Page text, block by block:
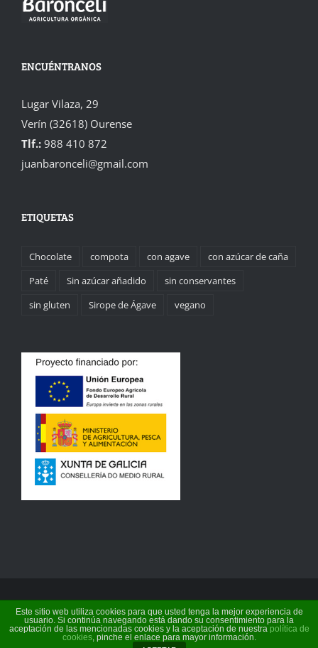
ENCUÉNTRANOS
Lugar Vilaza, 29
Verín (32618) Ourense
Tlf.: 988 410 872
juanbaronceli@gmail.com
ETIQUETAS
Chocolate compota con agave
con azúcar de caña
Paté
Sin azúcar añadido
sin conservantes
sin gluten
Sirope de Ágave vegano
©2026 Terra de Baronceli | Conservas do Támega
S.L. |Política de cookies
Este sitio web utiliza cookies para que usted tenga la mejor experiencia de
usuario. Si continúa navegando está dando su consentimiento para la
aceptación de las mencionadas cookies y la aceptación de nuestra política de
cookies, pinche el enlace para mayor información.